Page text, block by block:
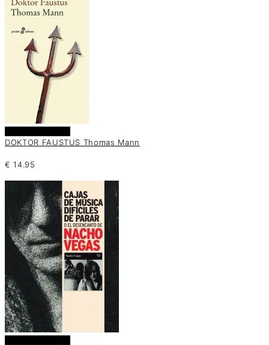
DOKTOR FAUSTUS Thomas Mann
€ 14.95